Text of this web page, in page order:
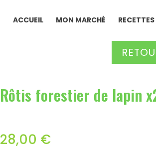
ACCUEIL MON MARCHÉ RECETTES
Rôtis forestier de lapin
28,00 €